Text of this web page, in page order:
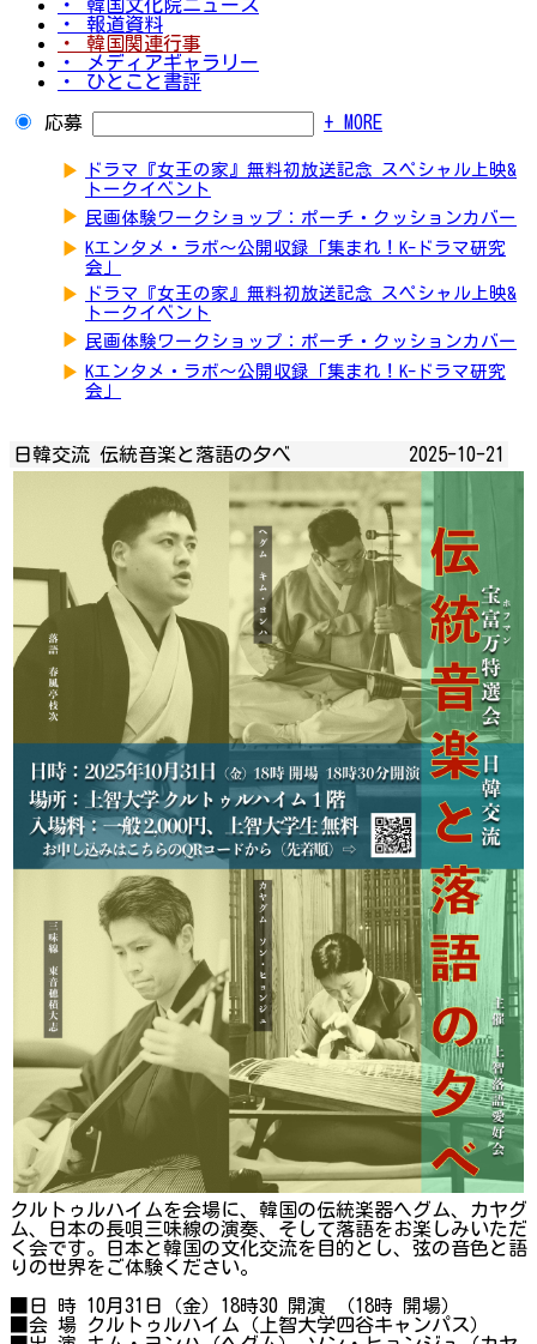
・ 韓国文化院ニュース
・ 報道資料
・ 韓国関連行事
・ メディアギャラリー
・ ひとこと書評
応募 + MORE
▶
ドラマ『女王の家』無料初放送記念 スペシャル上映&
トークイベント
▶ 民画体験ワークショップ：ポーチ・クッションカバー
▶ Kエンタメ・ラボ～公開収録「集まれ！K-ドラマ研究
会」
▶
ドラマ『女王の家』無料初放送記念 スペシャル上映&
トークイベント
▶ 民画体験ワークショップ：ポーチ・クッションカバー
▶ Kエンタメ・ラボ～公開収録「集まれ！K-ドラマ研究
会」
日韓交流 伝統音楽と落語の夕べ 2025-10-21
クルトゥルハイムを会場に、韓国の伝統楽器ヘグム、カヤグ
ム、日本の長唄三味線の演奏、そして落語をお楽しみいただ
く会です。日本と韓国の文化交流を目的とし、弦の音色と語
りの世界をご体験ください。
■日 時 10月31日（金）18時30 開演 （18時 開場）
■会 場 クルトゥルハイム（上智大学四谷キャンパス）